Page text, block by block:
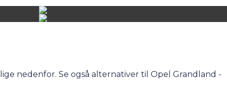
nedenfor. Se også alternativer til Opel Grandland -